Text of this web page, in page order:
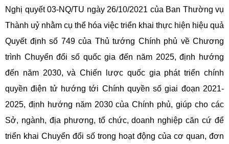
Nghị quyết 03-NQ/TU ngày 26/10/2021 của Ban Thường vụ
Thành uỷ nhằm cụ thể hóa việc triển khai thực hiện hiệu quả
Quyết định số 749 của Thủ tướng Chính phủ về Chương
trình Chuyển đổi số quốc gia đến năm 2025, định hướng
đến năm 2030, và Chiến lược quốc gia phát triển chính
quyền điện tử hướng tới Chính quyền số giai đoạn 2021-
2025, định hướng năm 2030 của Chính phủ, giúp cho các
Sở, ngành, địa phương, tổ chức, doanh nghiệp căn cứ để
triển khai Chuyển đổi số trong hoạt động của cơ quan, đơn